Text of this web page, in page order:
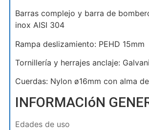
Barras complejo y barra de
inox AISI 304
Rampa deslizamiento: PEHD 15mm
Tornillería y herrajes anclaje:
Cuerdas: Nylon ø16mm con alma
INFORMACIóN
Edades de uso